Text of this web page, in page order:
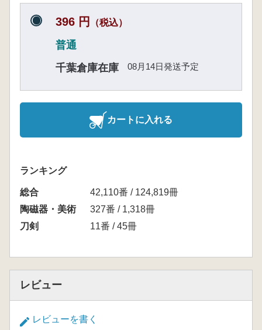
396 円 （税込）
普通
千葉倉庫在庫
08月14日発送予定
カートに入れる
ランキング
総合
42,110番 / 124,819冊
陶磁器・美術
327番 / 1,318冊
刀剣
11番 / 45冊
レビュー
レビューを書く